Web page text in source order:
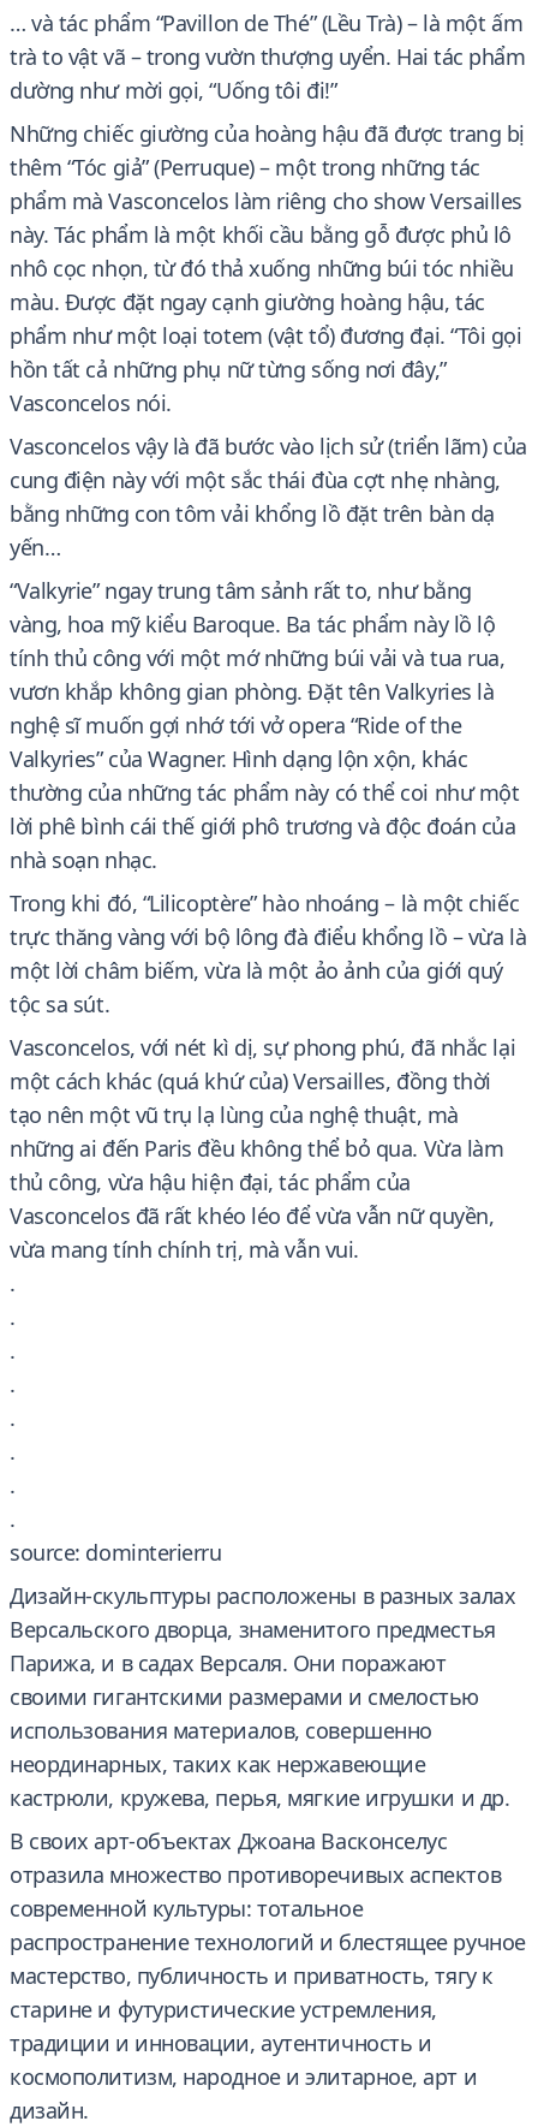
… và tác phẩm “Pavillon de Thé” (Lều Trà) – là một ấm
trà to vật vã – trong vườn thượng uyển. Hai tác phẩm
dường như mời gọi, “Uống tôi đi!”
Những chiếc giường của hoàng hậu đã được trang bị
thêm “Tóc giả” (Perruque) – một trong những tác
phẩm mà Vasconcelos làm riêng cho show Versailles
này. Tác phẩm là một khối cầu bằng gỗ được phủ lô
nhô cọc nhọn, từ đó thả xuống những búi tóc nhiều
màu. Được đặt ngay cạnh giường hoàng hậu, tác
phẩm như một loại totem (vật tổ) đương đại. “Tôi gọi
hồn tất cả những phụ nữ từng sống nơi đây,”
Vasconcelos nói.
Vasconcelos vậy là đã bước vào lịch sử (triển lãm) của
cung điện này với một sắc thái đùa cợt nhẹ nhàng,
bằng những con tôm vải khổng lồ đặt trên bàn dạ
yến…
“Valkyrie” ngay trung tâm sảnh rất to, như bằng
vàng, hoa mỹ kiểu Baroque. Ba tác phẩm này lồ lộ
tính thủ công với một mớ những búi vải và tua rua,
vươn khắp không gian phòng. Đặt tên Valkyries là
nghệ sĩ muốn gợi nhớ tới vở opera “Ride of the
Valkyries” của Wagner. Hình dạng lộn xộn, khác
thường của những tác phẩm này có thể coi như một
lời phê bình cái thế giới phô trương và độc đoán của
nhà soạn nhạc.
Trong khi đó, “Lilicoptère” hào nhoáng – là một chiếc
trực thăng vàng với bộ lông đà điểu khổng lồ – vừa là
một lời châm biếm, vừa là một ảo ảnh của giới quý
tộc sa sút.
Vasconcelos, với nét kì dị, sự phong phú, đã nhắc lại
một cách khác (quá khứ của) Versailles, đồng thời
tạo nên một vũ trụ lạ lùng của nghệ thuật, mà
những ai đến Paris đều không thể bỏ qua. Vừa làm
thủ công, vừa hậu hiện đại, tác phẩm của
Vasconcelos đã rất khéo léo để vừa vẫn nữ quyền,
vừa mang tính chính trị, mà vẫn vui.
.
.
.
.
.
.
.
.
source: dominterierru
Дизайн-скульптуры расположены в разных залах
Версальского дворца, знаменитого предместья
Парижа, и в садах Версаля. Они поражают
своими гигантскими размерами и смелостью
использования материалов, совершенно
неординарных, таких как нержавеющие
кастрюли, кружева, перья, мягкие игрушки и др.
В своих арт-объектах Джоана Васконселус
отразила множество противоречивых аспектов
современной культуры: тотальное
распространение технологий и блестящее ручное
мастерство, публичность и приватность, тягу к
старине и футуристические устремления,
традиции и инновации, аутентичность и
космополитизм, народное и элитарное, арт и
дизайн.